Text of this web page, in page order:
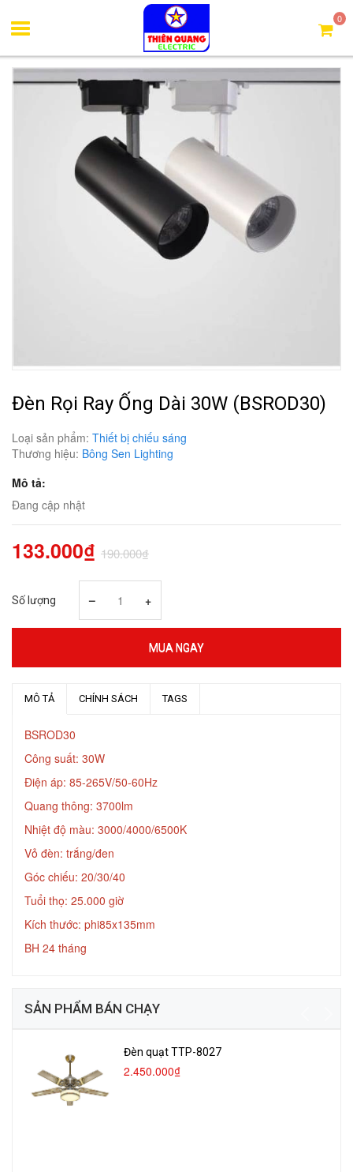
0
Đèn rọi ray, ống bơ
(BSROD30)
Đèn Rọi Ray Ống Dài 30W (BSROD30)
Loại sản phẩm: Thiết bị chiếu sáng
Thương hiệu: Bông Sen Lighting
Mô tả:
Đang cập nhật
133.000₫ 190.000₫
Số lượng – +
MUA NGAY
MÔ TẢ CHÍNH SÁCH TAGS
BSROD30
Công suất: 30W
Điện áp: 85-265V/50-60Hz
Quang thông: 3700lm
Nhiệt độ màu: 3000/4000/6500K
Vỏ đèn: trắng/đen
Góc chiếu: 20/30/40
Tuổi thọ: 25.000 giờ
Kích thước: phi85x135mm
BH 24 tháng
SẢN PHẨM BÁN CHẠY
Đèn quạt TTP-8027
2.450.000₫